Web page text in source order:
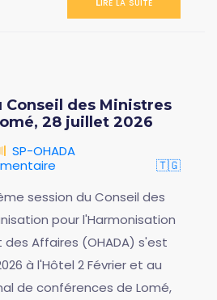
Conseil des Ministres
28 juillet 2026
SP-OHADA
🇹🇬
session du Conseil des
pour l'Harmonisation
des Affaires (OHADA) s'est
à l'Hôtel 2 Février et au
de conférences de Lomé,